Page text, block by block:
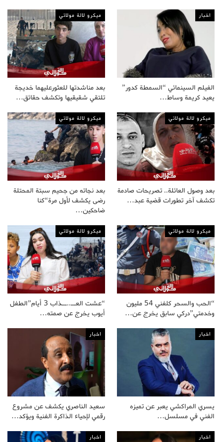
اخبار
الفيلم السينمائي “السمطة كدور”
يعيد كريمة وساط…
ميكرو لالة مولاتي
بعد مناشدتها للعثورعليهما خديجة
تلتقي شقيقيها وتكشف حقائق…
ميكرو لالة مولاتي
بعد وصول العائلة.. تصريحات صادمة
تكشف آخر تطورات قضية عبد…
ميكرو لالة مولاتي
بعد نجاته من جحيم سبتة المحتلة
رضى يكشف لأول مرة“كنا
ضاحكين…
ميكرو لالة مولاتي
“الحب والسحر كلفني 54 مليون
وخدمتي”دركي سابق يخرج عن…
ميكرو لالة مولاتي
“عشت العــ..ــذاب 3 أيام”الطفل
أيوب يخرج عن صمته…
اخبار
يسري المراكشي يعبر عن تميزه
الفني في مسلسل…
اخبار
سعيد الناصري يكشف عن مشروع
رقمي لإحياء الذاكرة الفنية ويؤكد…
اخبار اخبار